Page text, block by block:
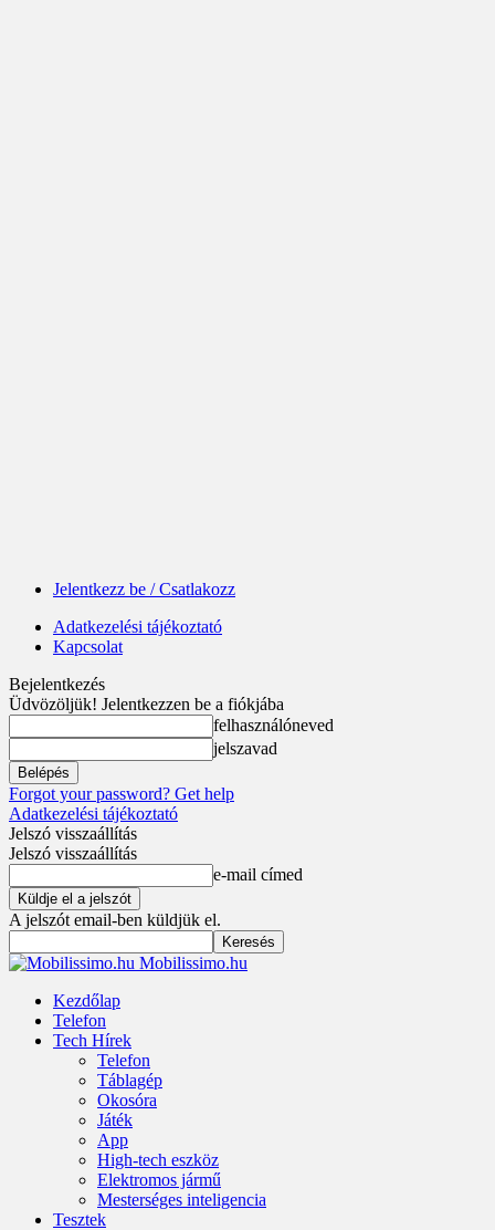
Jelentkezz be / Csatlakozz
Adatkezelési tájékoztató
Kapcsolat
Bejelentkezés
Üdvözöljük! Jelentkezzen be a fiókjába
felhasználóneved
jelszavad
Forgot your password? Get help
Adatkezelési tájékoztató
Jelszó visszaállítás
Jelszó visszaállítás
e-mail címed
A jelszót email-ben küldjük el.
Mobilissimo.hu
Kezdőlap
Telefon
Tech Hírek
Telefon
Táblagép
Okosóra
Játék
App
High-tech eszköz
Elektromos jármű
Mesterséges inteligencia
Tesztek